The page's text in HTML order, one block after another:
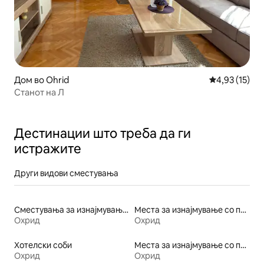
Дом во Ohrid Просечна
4,93 (15)
Станот на Л
Дестинации што треба да ги
истражите
Други видови сместувања
Сместувања за изнајмување на плажа
Охрид
Места за изнајмување со пристап до плажа
Охрид
Хотелски соби
Охрид
Места за изнајмување со појадок
Охрид